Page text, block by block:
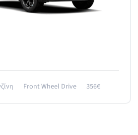
Front Wheel Drive 356€